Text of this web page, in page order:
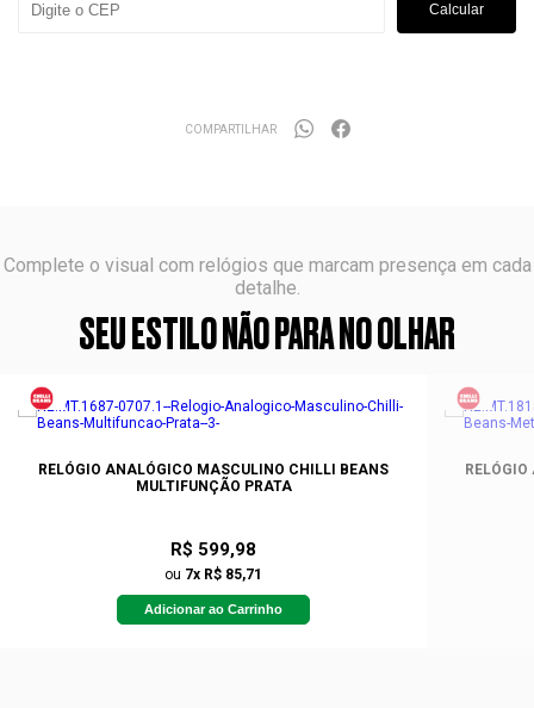
Calcular
COMPARTILHAR
Complete o visual com relógios que marcam presença em cada
detalhe.
SEU ESTILO NÃO PARA NO OLHAR
RELÓGIO ANALÓGICO MASCULINO CHILLI BEANS
MULTIFUNÇÃO PRATA
R$ 599,98
ou 7x R$ 85,71
Adicionar ao Carrinho